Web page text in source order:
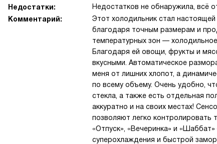
Недостатки:
Недостатков не обнаружила, всё
Комментарий:
Этот холодильник стал
благодаря точным размерам и
температурных зон —
Благодаря ей овощи, фрукты и
вкусными. Автоматическое
меня от лишних хлопот, а
по всему объему. Очень удобно,
стекла, а также есть отдельная
аккуратно и на своих местах!
позволяют легко
«Отпуск», «Вечеринка» и
суперохлаждения и быстрой